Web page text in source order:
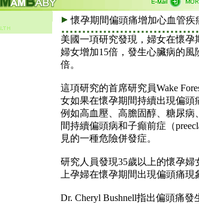
懷孕期間偏頭痛增加心血管疾
美國一項研究發現，婦女在懷
婦女增加15倍，發生心臟病的
倍。
這項研究的首席研究員Wake
女如果在懷孕期間持續出現偏頭
例如高血壓、高膽固醇、糖尿
間持續偏頭病和子癲前症（
見的一種危險併發症。
研究人員發現35歲以上的懷孕
上孕婦在懷孕期間出現偏頭痛現
Dr. Cheryl Bushnell指出偏頭痛